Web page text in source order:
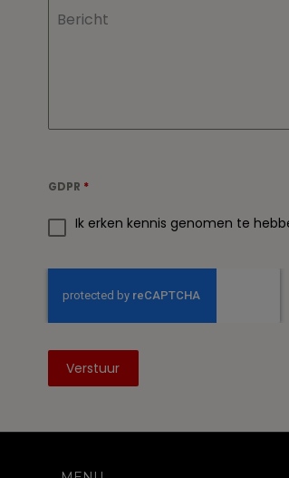
Bericht
GDPR *
Ik erken kennis genomen te
Verstuur